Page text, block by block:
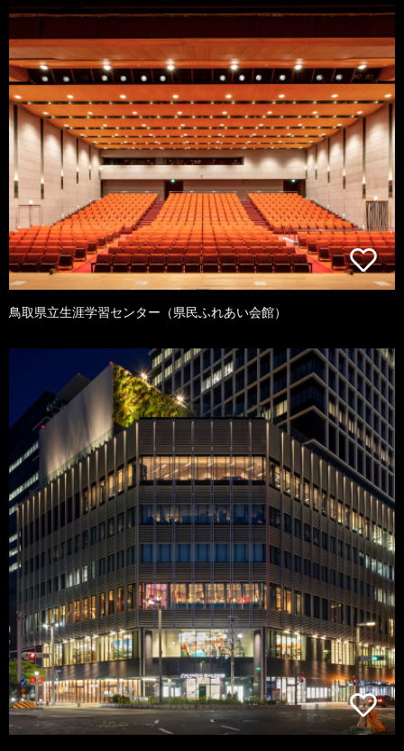
鳥取県立生涯学習センター（県民ふれあい会館）